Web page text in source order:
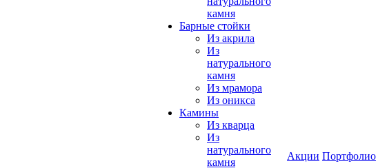
камня
Барные стойки
Из акрила
Из
натурального
камня
Из мрамора
Из оникса
Камины
Из кварца
Из
натурального
камня
Акции Портфолио